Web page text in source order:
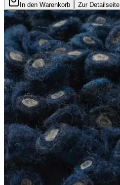
In den Warenkorb Zur Detailseite